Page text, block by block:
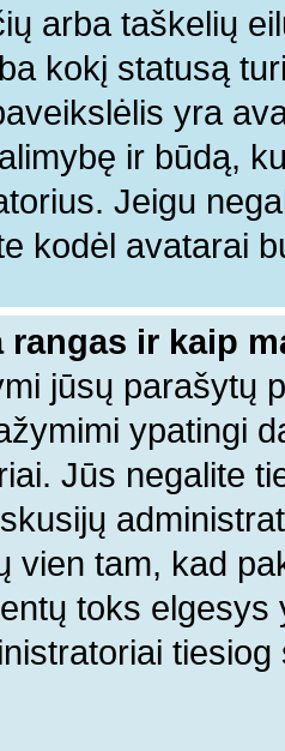
arba taškelių
kokį statusą
yra
ir būdą,
Jeigu
kodėl avatarai
rangas ir kaip
jūsų parašytų
ypatingi
Jūs negalite
vien tam, kad
toks